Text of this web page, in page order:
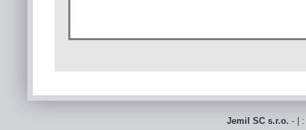
Jemil SC s.r.o. - |